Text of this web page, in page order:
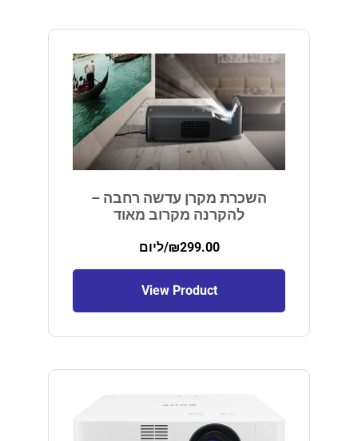
השכרת מקרן עדשה רחבה –
להקרנה מקרוב מאוד
₪299.00 /ליום
View Product